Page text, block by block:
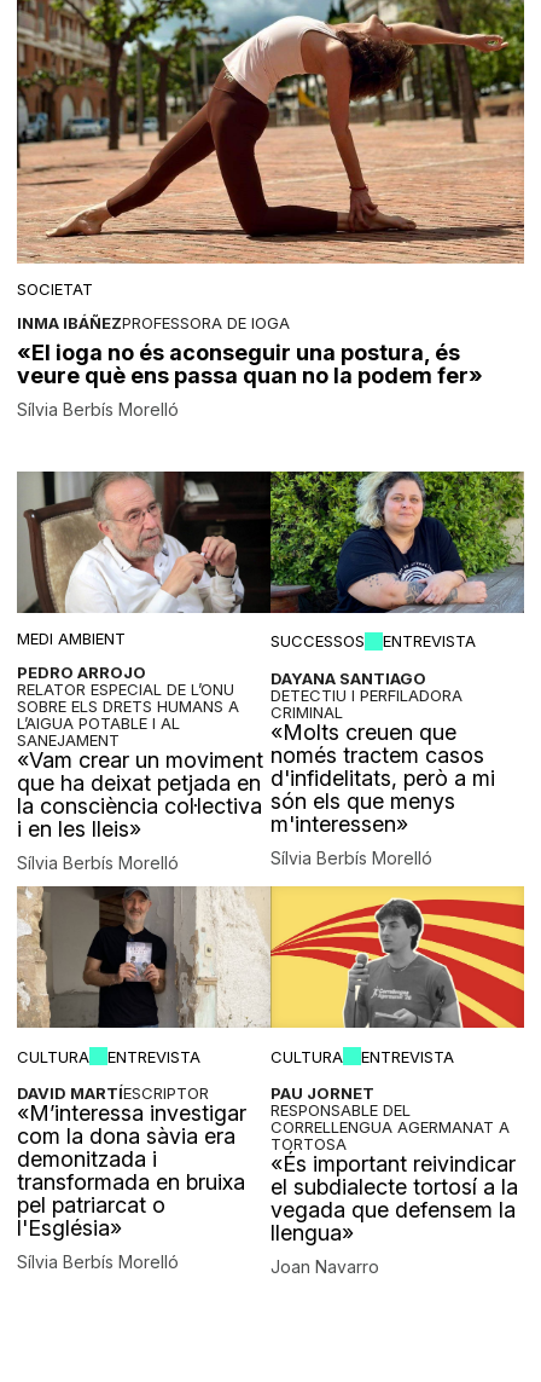
SOCIETAT
INMA IBÁÑEZPROFESSORA DE IOGA
«El ioga no és aconseguir una postura, és
veure què ens passa quan no la podem fer»
Sílvia Berbís Morelló
MEDI AMBIENT
PEDRO ARROJO
RELATOR ESPECIAL DE L’ONU
SOBRE ELS DRETS HUMANS A
L’AIGUA POTABLE I AL
SANEJAMENT
«Vam crear un moviment
que ha deixat petjada en
la consciència col·lectiva
i en les lleis»
Sílvia Berbís Morelló
SUCCESSOS
ENTREVISTA
DAYANA SANTIAGO
DETECTIU I PERFILADORA
CRIMINAL
«Molts creuen que
només tractem casos
d'infidelitats, però a mi
són els que menys
m'interessen»
Sílvia Berbís Morelló
CULTURA
ENTREVISTA
DAVID MARTÍESCRIPTOR
«M’interessa investigar
com la dona sàvia era
demonitzada i
transformada en bruixa
pel patriarcat o
l'Església»
Sílvia Berbís Morelló
CULTURA
ENTREVISTA
PAU JORNET
RESPONSABLE DEL
CORRELLENGUA AGERMANAT A
TORTOSA
«És important reivindicar
el subdialecte tortosí a la
vegada que defensem la
llengua»
Joan Navarro